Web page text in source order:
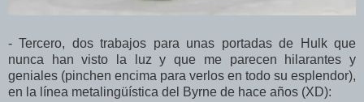
- Tercero, dos trabajos para unas portadas de Hulk que
nunca han visto la luz y que me parecen hilarantes y
geniales (pinchen encima para verlos en todo su esplendor),
en la línea metalingüística del Byrne de hace años (XD):